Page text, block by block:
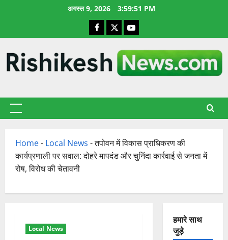
अगस्त 9, 2026 3:59:52 PM
Facebook
X YouTube
प्राथमिक
Home- Local News -तपोवन में विकास प्राधिकरण की
कार्यप्रणाली पर सवाल: दोहरे मापदंड और चुनिंदा कार्रवाई से जनता में
रोष, विरोध की चेतावनी
Local News
हमारे साथ
जुड़े